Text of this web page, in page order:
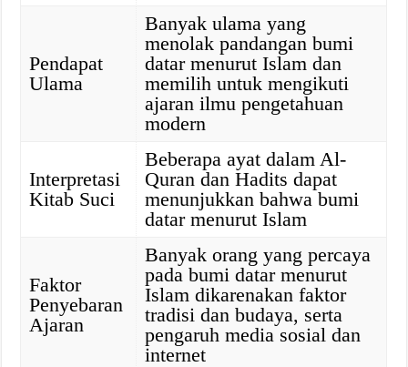
Pendapat
Ulama
Banyak ulama yang
menolak pandangan bumi
datar menurut Islam dan
memilih untuk mengikuti
ajaran ilmu pengetahuan
modern
Interpretasi
Kitab Suci
Beberapa ayat dalam Al-
Quran dan Hadits dapat
menunjukkan bahwa bumi
datar menurut Islam
Faktor
Penyebaran
Ajaran
Banyak orang yang percaya
pada bumi datar menurut
Islam dikarenakan faktor
tradisi dan budaya, serta
pengaruh media sosial dan
internet